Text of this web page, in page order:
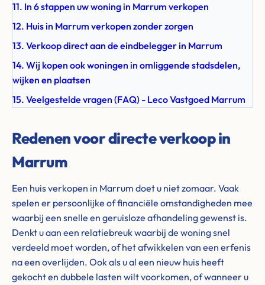
11. In 6 stappen uw woning in Marrum verkopen
12. Huis in Marrum verkopen zonder zorgen
13. Verkoop direct aan de eindbelegger in Marrum
14. Wij kopen ook woningen in omliggende stadsdelen,
wijken en plaatsen
15. Veelgestelde vragen (FAQ) - Leco Vastgoed Marrum
Redenen voor directe verkoop in
Marrum
Een huis verkopen in Marrum doet u niet zomaar. Vaak
spelen er persoonlijke of financiële omstandigheden mee
waarbij een snelle en geruisloze afhandeling gewenst is.
Denkt u aan een relatiebreuk waarbij de woning snel
verdeeld moet worden, of het afwikkelen van een erfenis
na een overlijden. Ook als u al een nieuw huis heeft
gekocht en dubbele lasten wilt voorkomen, of wanneer u